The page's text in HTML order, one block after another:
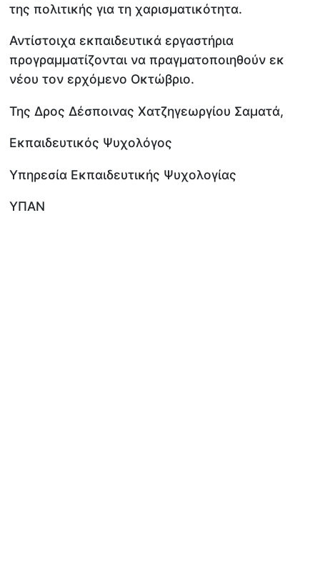
της πολιτικής για τη χαρισματικότητα.
Αντίστοιχα εκπαιδευτικά εργαστήρια
προγραμματίζονται να πραγματοποιηθούν εκ
νέου τον ερχόμενο Οκτώβριο.
Της Δρος Δέσποινας Χατζηγεωργίου Σαματά,
Εκπαιδευτικός Ψυχολόγος
Υπηρεσία Εκπαιδευτικής Ψυχολογίας
ΥΠΑΝ